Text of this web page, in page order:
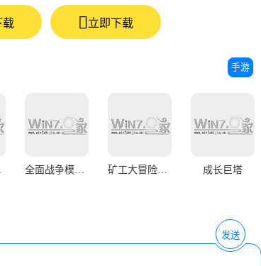
载 立即下载
手游
全面战争模拟器正版 矿工大冒险最新版 成长巨塔
发送